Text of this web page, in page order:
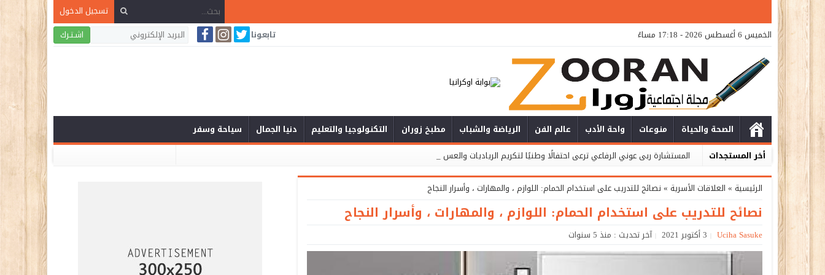
تسجيل الدخول
الخميس 6 أغسطس 2026 - 17:18 مساءً
اشـتـرك تابعونا
الصحة والحياة منوعات واحة الأدب عالم الفن الرياضة والشباب مطبخ زوران التكنولوجيا والتعليم دنيا الجمال
سياحة وسفر
أخر المستجدات
المستشارة ربى عوني الرفاعي ترعى احتفالًا وطنيًا لتكريم الرياديات والعسكريات المتقاعدات _
الرئيسية » العلاقات الأسرية » نصائح للتدريب على استخدام الحمام: اللوازم ، والمهارات ، وأسرار النجاح
نصائح للتدريب على استخدام الحمام: اللوازم ، والمهارات ، وأسرار النجاح
Uciha Sasuke 3 أكتوبر 2021 آخر تحديث : منذ 5 سنوات